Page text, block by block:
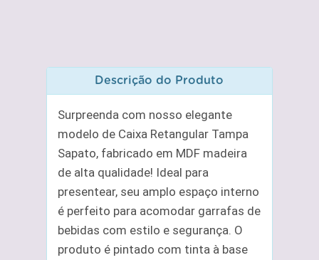
Descrição do Produto
Surpreenda com nosso elegante
modelo de Caixa Retangular Tampa
Sapato, fabricado em MDF madeira
de alta qualidade! Ideal para
presentear, seu amplo espaço interno
é perfeito para acomodar garrafas de
bebidas com estilo e segurança. O
produto é pintado com tinta à base